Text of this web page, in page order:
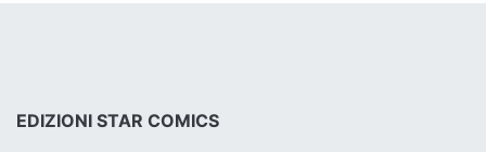
EDIZIONI STAR COMICS